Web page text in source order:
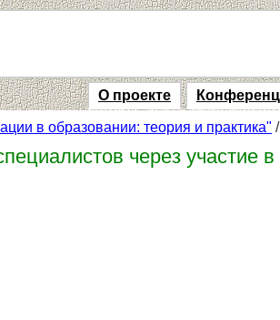
О проекте
в образовании: теория и практика" /
через участие